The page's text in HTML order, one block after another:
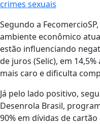
crimes sexuais
Segundo a
ambiente econômico
estão influenciando
de juros (Selic), em
mais caro e dificulta
Já pelo lado positivo,
Desenrola Brasil,
90% em dívidas de